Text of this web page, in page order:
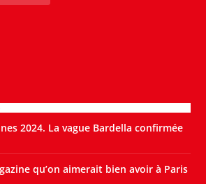
2024. La vague Bardella confirmée
qu’on aimerait bien avoir à Paris